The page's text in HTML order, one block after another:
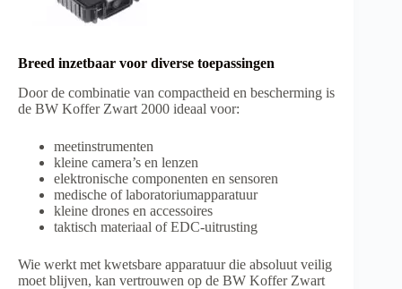
Breed inzetbaar voor diverse toepassingen
Door de combinatie van compactheid en bescherming is
de BW Koffer Zwart 2000 ideaal voor:
meetinstrumenten
kleine camera’s en lenzen
elektronische componenten en sensoren
medische of laboratoriumapparatuur
kleine drones en accessoires
taktisch materiaal of EDC-uitrusting
Wie werkt met kwetsbare apparatuur die absoluut veilig
moet blijven, kan vertrouwen op de BW Koffer Zwart